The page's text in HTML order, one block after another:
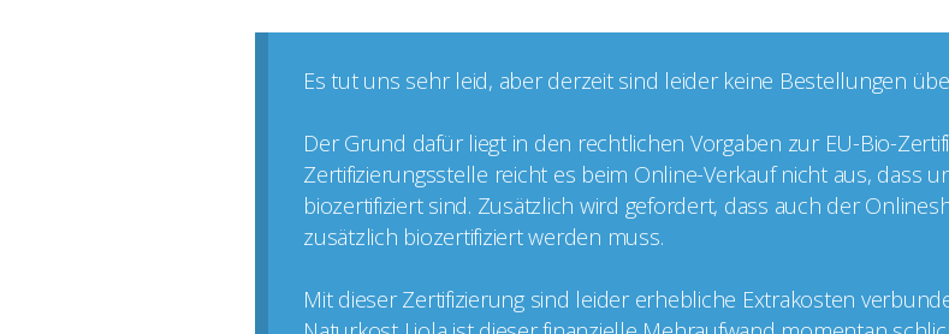
Es tut uns sehr leid, aber derzeit sind leider keine Bestellungen
Der Grund dafür liegt in den rechtlichen Vorgaben zur EU-Bio-
Zertifizierungsstelle reicht es beim Online-Verkauf nicht aus, dass
biozertifiziert sind. Zusätzlich wird gefordert, dass auch der
zusätzlich biozertifiziert werden muss.
Mit dieser Zertifizierung sind leider erhebliche Extrakosten